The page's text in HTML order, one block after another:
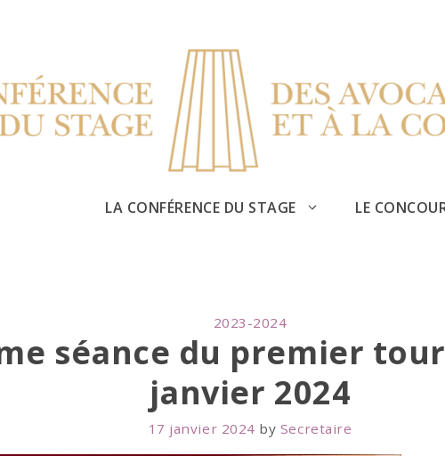
LA CONFÉRENCE DU STAGE LE
CATEGORIES
2023-2024
séance du premier
janvier 2024
17 janvier 2024 by Secretaire